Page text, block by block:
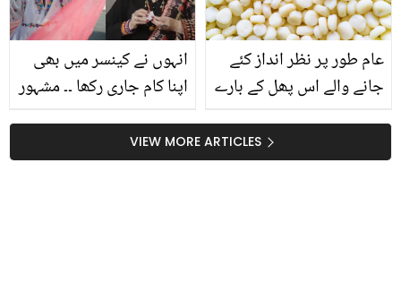
احوال بتا دیا
انہوں نے کینسر میں بھی
اپنا کام جاری رکھا ۔۔ مشہور
نے کیسنر جیسے جان لیوا
مرض کو شکست دی اور
عام طور پر نظر انداز کئے
جانے والے اس پھل کے بارے
VIEW MORE ARTICLES